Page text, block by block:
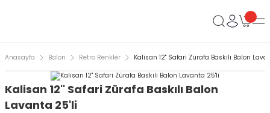
Anasayfa Balon Retro Renkler Kalisan 12'' Safari Zürafa Baskılı Balon
Kalisan 12'' Safari Zürafa Baskılı Balon
Lavanta 25'li